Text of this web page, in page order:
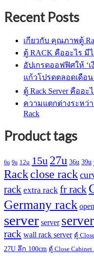
was:
฿ 29,100.
Recent Posts
เกียวกับ คุณภาพตู้
ตู้ RACK คืออะไร มี
อัปเกรดออฟฟิศให้ ‘
แก้วโปรดตลอดเดือน
ตู้ Rack Server คืออะ
ความแตกต่างระหว่า
Rack
Product tags
6u 9u 12u 15u 27u 36u 39u
Rackclose rack
rack extra rack fr rack
Germany rack
server server
rack wall rack server ตู้
27U ลึก 100cm ตู้ Close Cabinet